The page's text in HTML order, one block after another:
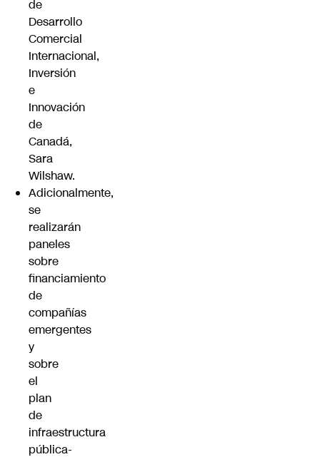
de
Desarrollo
Comercial
Internacional,
Inversión
e
Innovación
de
Canadá,
Sara
Wilshaw.
Adicionalmente,
se
realizarán
paneles
sobre
financiamiento
de
compañías
emergentes
y
sobre
el
plan
de
infraestructura
pública-